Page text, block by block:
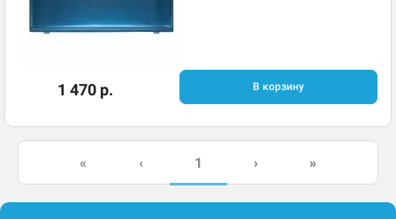
1 470 р. В корзину
« ‹ 1 › »